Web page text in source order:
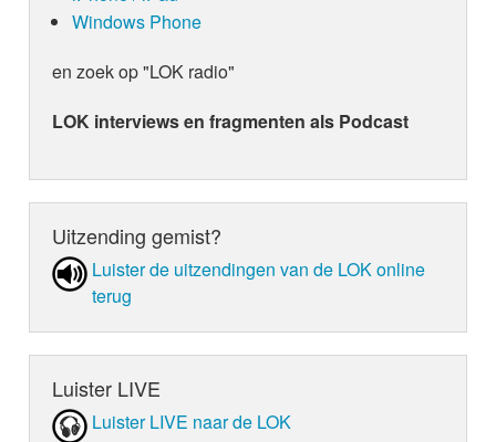
Windows Phone
en zoek op "LOK radio"
LOK interviews en fragmenten als Podcast
Uitzending gemist?
Luister de uit­zen­din­gen van de LOK online
terug
Luister LIVE
Luister LIVE naar de LOK